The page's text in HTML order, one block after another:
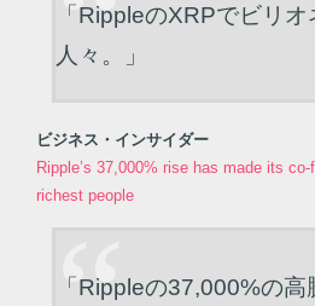
「RippleのXRPでビリ
人々。」
ビジネス・インサイダー
Ripple’s 37,000% rise has made its co-
richest people
「Rippleの37,000%の